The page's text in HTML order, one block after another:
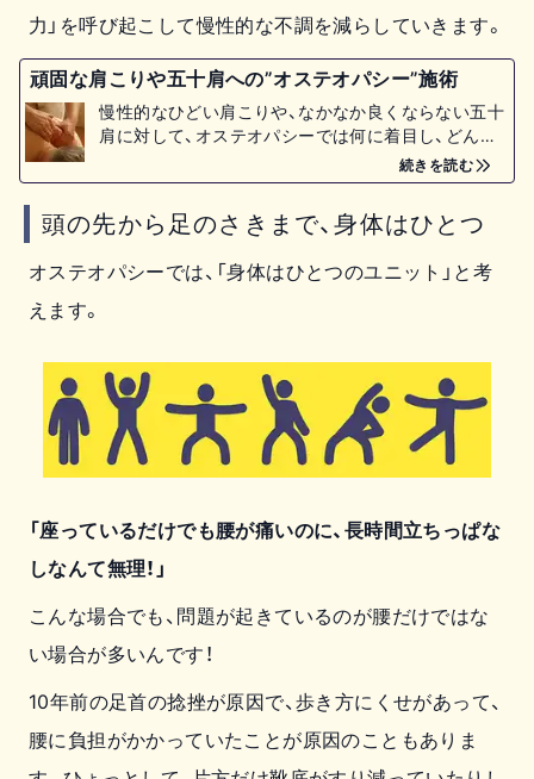
力」を呼び起こして慢性的な不調を減らしていきます。
頑固な肩こりや五十肩への”オステオパシー”施術
慢性的なひどい肩こりや、なかなか良くならない五十
肩に対して、オステオパシーでは何に着目し、どんな
風に施術するのかを解説します。アメリカ式のソフ
トな整体とイメージしてもらうとわかりやすいと思
続きを読む
頭の先から足のさきまで、身体はひとつ
オステオパシーでは、「身体はひとつのユニット」と考
えます。
「座っているだけでも腰が痛いのに、長時間立ちっぱな
しなんて無理！」
こんな場合でも、問題が起きているのが腰だけではな
い場合が多いんです！
10年前の足首の捻挫が原因で、歩き方にくせがあって、
腰に負担がかかっていたことが原因のこともありま